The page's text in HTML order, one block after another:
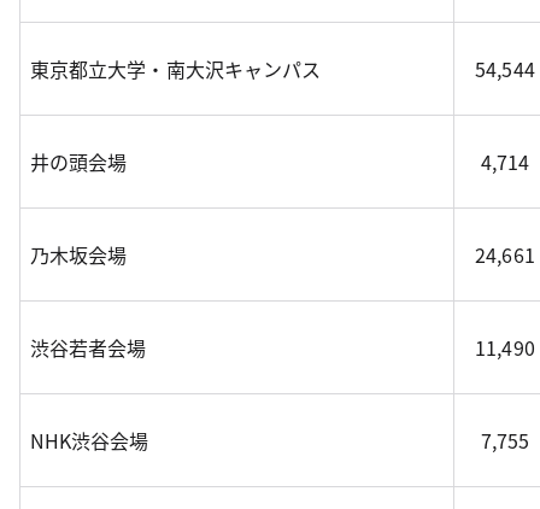
東京都立大学・南大沢キャンパス 54,544
井の頭会場 4,714
乃木坂会場 24,661
渋谷若者会場 11,490
NHK渋谷会場 7,755